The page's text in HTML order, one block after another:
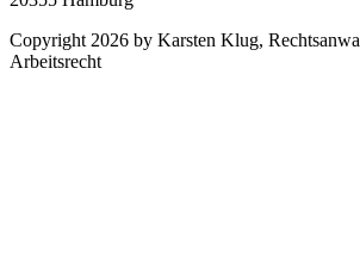
Copyright 2026 by Karsten Klug,
Arbeitsrecht